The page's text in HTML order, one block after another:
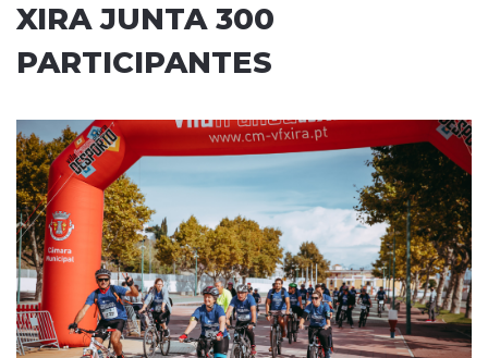
XIRA JUNTA 300
PARTICIPANTES